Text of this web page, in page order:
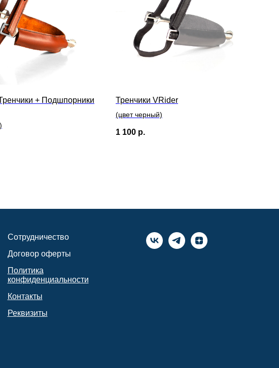
+ Подшпорники
Тренчики VRider
(цвет черный)
1 100 р.
Сотрудничество
Договор оферты
Политика
конфиденциальности
Контакты
Реквизиты